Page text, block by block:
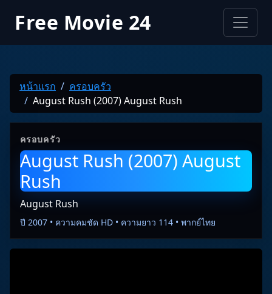
Free Movie 24
หน้าแรก
ครอบครัว
August Rush (2007) August Rush
ครอบครัว
August Rush (2007) August
Rush
August Rush
ปี 2007 • ความคมชัด HD • ความยาว 114 • พากย์ไทย